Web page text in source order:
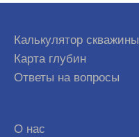
Калькулятор скважины
Карта глубин
Ответы на вопросы
О нас